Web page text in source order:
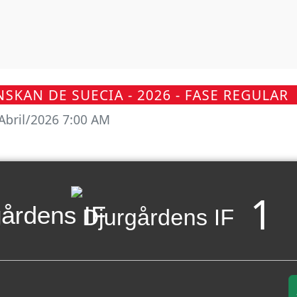
DE SUECIA - 2026 - FASE REGULAR
2026 7:00 AM
IF 1